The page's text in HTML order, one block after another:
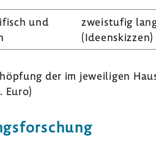
und
zwei­stufig
(Ideen­skizzen)
der im jewei­ligen
Euro)